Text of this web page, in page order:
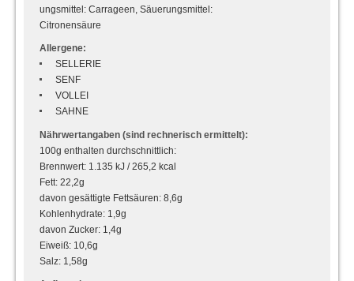
ungsmittel: Carrageen, Säuerungsmittel:
Citronensäure
Allergene:
SELLERIE
SENF
VOLLEI
SAHNE
Nährwertangaben (sind rechnerisch ermittelt):
100g enthalten durchschnittlich:
Brennwert: 1.135 kJ / 265,2 kcal
Fett: 22,2g
davon gesättigte Fettsäuren: 8,6g
Kohlenhydrate: 1,9g
davon Zucker: 1,4g
Eiweiß: 10,6g
Salz: 1,58g